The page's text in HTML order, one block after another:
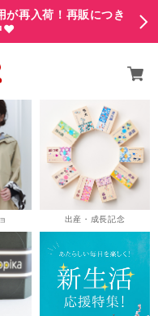
が再入荷！再販につき
♥
出産・成長記念